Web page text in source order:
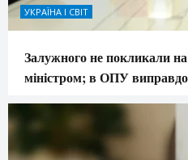
УКРАЇНА І СВІТ
Залужного не покликали
міністром; в ОПУ